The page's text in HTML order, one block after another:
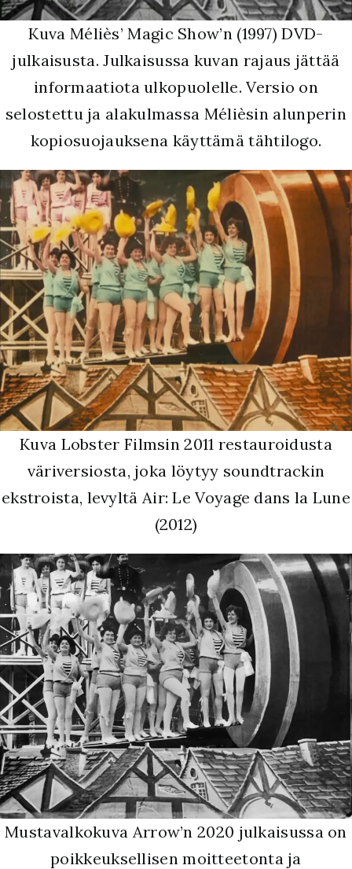
Kuva Méliès’ Magic Show’n (1997) DVD-
julkaisusta. Julkaisussa kuvan rajaus jättää
informaatiota ulkopuolelle. Versio on
selostettu ja alakulmassa Mélièsin alunperin
kopiosuojauksena käyttämä tähtilogo.
Kuva Lobster Filmsin 2011 restauroidusta
väriversiosta, joka löytyy soundtrackin
ekstroista, levyltä Air: Le Voyage dans la Lune
(2012)
Mustavalkokuva Arrow’n 2020 julkaisussa on
poikkeuksellisen moitteetonta ja